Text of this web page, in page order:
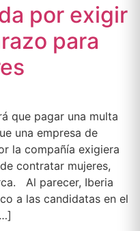
por exigir
para
que pagar una multa
una empresa de
la compañía exigiera
contratar mujeres,
Al parecer, Iberia
a las candidatas en el